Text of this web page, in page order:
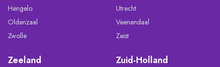
Hengelo
Oldenzaal
Zwolle
Utrecht
Veenendaal
Zeist
Zeeland Zuid-Holland